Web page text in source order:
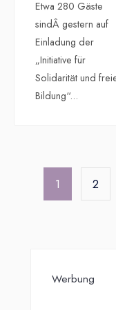
Etwa 280 Gäste
sindÂ gestern auf
Einladung der
„Initiative für
Solidarität und
Bildung“...
1 2
Werbung